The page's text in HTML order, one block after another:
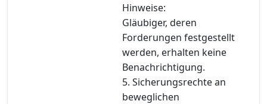
Hinweise:
Gläubiger, deren
Forderungen festgestellt
werden, erhalten keine
Benachrichtigung.
5. Sicherungsrechte an
beweglichen